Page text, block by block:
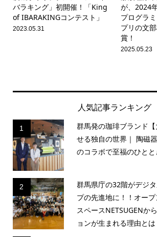
バラキング」初開催！「King
of IBARAKINGコンテスト」
2023.05.31
が、2024
プログラ
プリの文
賞！
2025.05.23
人気記事ランキング
1
群馬発の珈琲ブランド
せる独自の世界｜ 陶磁
のコラボで至福のひとと
2
群馬県庁の32階がデジ
プの先進地に！！オー
スペースNETSUGENか
ョンが生まれる理由とは